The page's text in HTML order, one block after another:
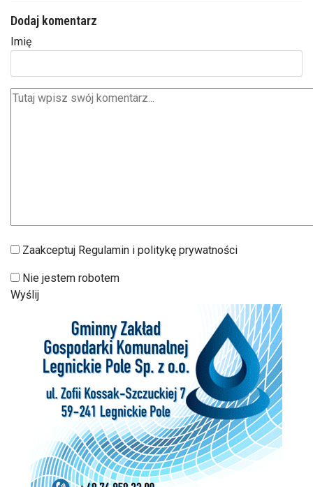
Dodaj komentarz
Imię
Zaakceptuj Regulamin i politykę prywatności
Nie jestem robotem
Wyślij